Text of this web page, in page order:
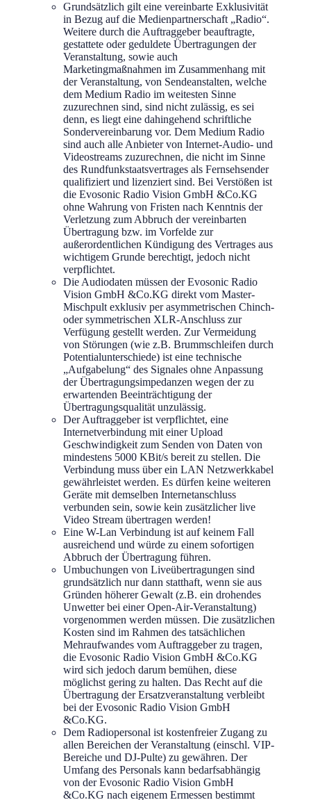
Grundsätzlich gilt eine vereinbarte Exklusivität
in Bezug auf die Medienpartnerschaft „Radio“.
Weitere durch die Auftraggeber beauftragte,
gestattete oder geduldete Übertragungen der
Veranstaltung, sowie auch
Marketingmaßnahmen im Zusammenhang mit
der Veranstaltung, von Sendeanstalten, welche
dem Medium Radio im weitesten Sinne
zuzurechnen sind, sind nicht zulässig, es sei
denn, es liegt eine dahingehend schriftliche
Sondervereinbarung vor. Dem Medium Radio
sind auch alle Anbieter von Internet-Audio- und
Videostreams zuzurechnen, die nicht im Sinne
des Rundfunkstaatsvertrages als Fernsehsender
qualifiziert und lizenziert sind. Bei Verstößen ist
die Evosonic Radio Vision GmbH &Co.KG
ohne Wahrung von Fristen nach Kenntnis der
Verletzung zum Abbruch der vereinbarten
Übertragung bzw. im Vorfelde zur
außerordentlichen Kündigung des Vertrages aus
wichtigem Grunde berechtigt, jedoch nicht
verpflichtet.
Die Audiodaten müssen der Evosonic Radio
Vision GmbH &Co.KG direkt vom Master-
Mischpult exklusiv per asymmetrischen Chinch-
oder symmetrischen XLR-Anschluss zur
Verfügung gestellt werden. Zur Vermeidung
von Störungen (wie z.B. Brummschleifen durch
Potentialunterschiede) ist eine technische
„Aufgabelung“ des Signales ohne Anpassung
der Übertragungsimpedanzen wegen der zu
erwartenden Beeinträchtigung der
Übertragungsqualität unzulässig.
Der Auftraggeber ist verpflichtet, eine
Internetverbindung mit einer Upload
Geschwindigkeit zum Senden von Daten von
mindestens 5000 KBit/s bereit zu stellen. Die
Verbindung muss über ein LAN Netzwerkkabel
gewährleistet werden. Es dürfen keine weiteren
Geräte mit demselben Internetanschluss
verbunden sein, sowie kein zusätzlicher live
Video Stream übertragen werden!
Eine W-Lan Verbindung ist auf keinem Fall
ausreichend und würde zu einem sofortigen
Abbruch der Übertragung führen.
Umbuchungen von Liveübertragungen sind
grundsätzlich nur dann statthaft, wenn sie aus
Gründen höherer Gewalt (z.B. ein drohendes
Unwetter bei einer Open-Air-Veranstaltung)
vorgenommen werden müssen. Die zusätzlichen
Kosten sind im Rahmen des tatsächlichen
Mehraufwandes vom Auftraggeber zu tragen,
die Evosonic Radio Vision GmbH &Co.KG
wird sich jedoch darum bemühen, diese
möglichst gering zu halten. Das Recht auf die
Übertragung der Ersatzveranstaltung verbleibt
bei der Evosonic Radio Vision GmbH
&Co.KG.
Dem Radiopersonal ist kostenfreier Zugang zu
allen Bereichen der Veranstaltung (einschl. VIP-
Bereiche und DJ-Pulte) zu gewähren. Der
Umfang des Personals kann bedarfsabhängig
von der Evosonic Radio Vision GmbH
&Co.KG nach eigenem Ermessen bestimmt